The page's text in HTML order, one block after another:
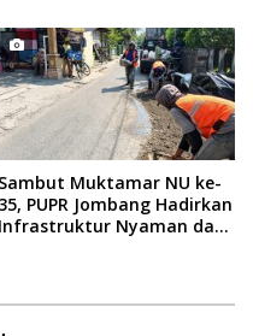
Sambut Muktamar NU ke-
35, PUPR Jombang Hadirkan
Infrastruktur Nyaman dan